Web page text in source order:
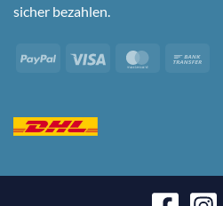
sicher bezahlen.
PayPal Visa MasterCard